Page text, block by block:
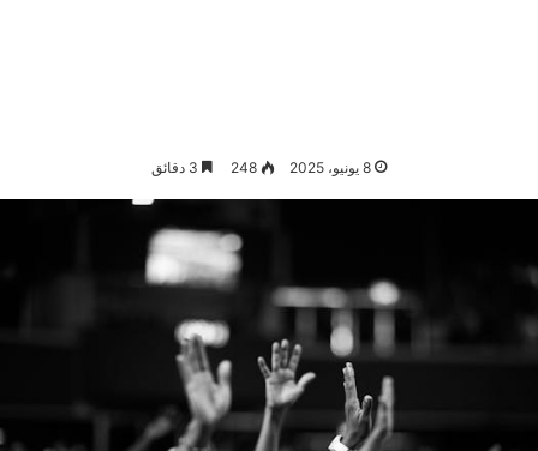
8 يونيو، 2025 248